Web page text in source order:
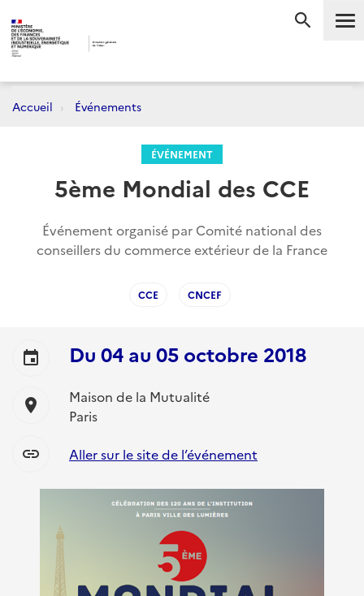
Accueil Événements
ÉVÉNEMENT
5ème Mondial des CCE
Événement organisé par Comité national des
conseillers du commerce extérieur de la France
CCE CNCEF
event Du 04 au 05 octobre 2018
location_on
Maison de la Mutualité
Paris
link Aller sur le site de l’événement